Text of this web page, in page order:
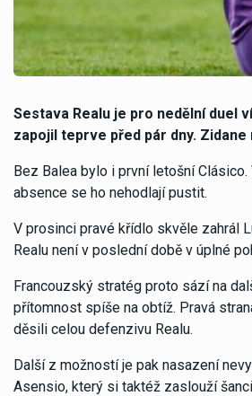
Sestava Realu je pro nedělní duel
zapojil teprve před pár dny.
Bez Balea bylo i první letošní
absence se ho nehodlají pustit.
V prosinci pravé křídlo skvěle zahrál
Realu není v poslední době v úplné
Francouzský stratég proto sází na
přítomnost spíše na obtíž. Pravá
děsili celou defenzivu Realu.
Další z možností je pak nasazení
Asensio, který si taktéž zaslouží